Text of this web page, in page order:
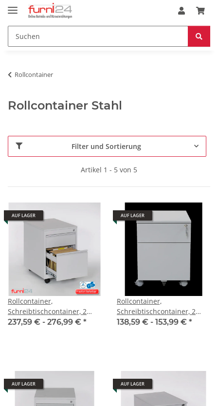
Rollcontainer
Rollcontainer Stahl
Filter und Sortierung
Artikel 1 - 5 von 5
AUF LAGER
Rollcontainer,
Schreibtischcontainer, 2
Schübe
237,59 € - 276,99 € *
AUF LAGER
Rollcontainer,
Schreibtischcontainer, 2
Schübe
138,59 € - 153,99 € *
AUF LAGER AUF LAGER